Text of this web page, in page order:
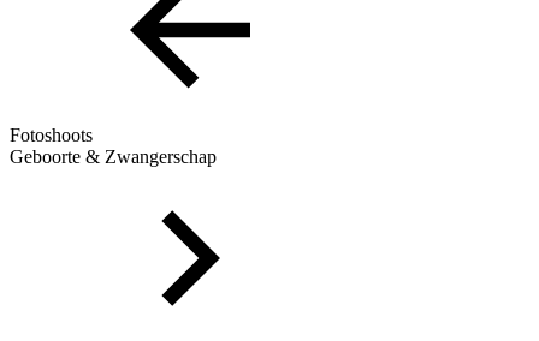
Fotoshoots
Geboorte & Zwangerschap